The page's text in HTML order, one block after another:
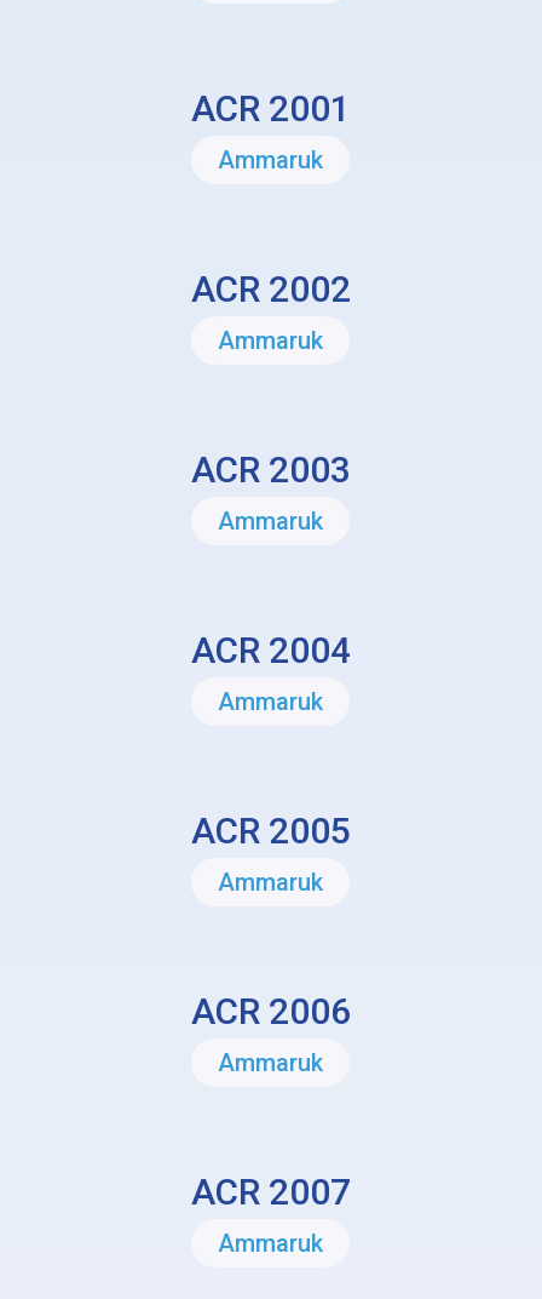
ACR 2001
Ammaruk
ACR 2002
Ammaruk
ACR 2003
Ammaruk
ACR 2004
Ammaruk
ACR 2005
Ammaruk
ACR 2006
Ammaruk
ACR 2007
Ammaruk